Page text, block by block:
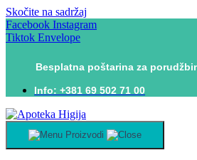
Skočite na sadržaj
Facebook Instagram
Tiktok Envelope
Besplatna poštarina za
Info: +381 69 502 71 00
Proizvodi